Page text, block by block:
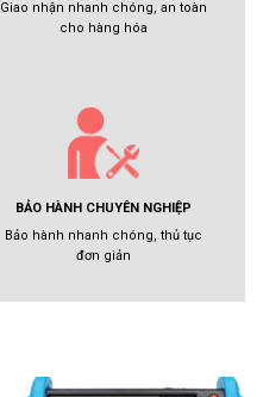
Giao nhận nhanh chóng, an toàn
cho hàng hóa
BẢO HÀNH CHUYÊN NGHIỆP
Bảo hành nhanh chóng, thủ tục
đơn giản